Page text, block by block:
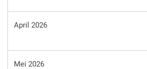
April 2026
Mei 2026